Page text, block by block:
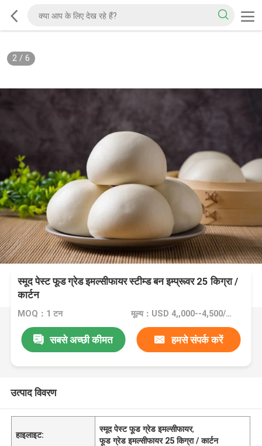
2/ 6
स्मूद पेस्ट फूड ग्रेड इमल्सीफायर स्टीम्ड बन इम्प्रूवर 25 किग्रा /
कार्टन
MOQ：1 टन मूल्य：USD 4,,000--4,500/ton FOB Port Guangzhou
सबसे अच्छी कीमत हमसे संपर्क करें
उत्पाद विवरण
हाइलाइट:
स्मूद पेस्ट फूड ग्रेड इमल्सीफायर,
फूड ग्रेड इमल्सीफायर 25 किग्रा / कार्टन